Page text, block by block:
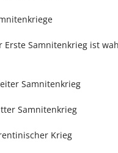
Erste Samnitenkrieg ist
Samnitenkrieg
Samnitenkrieg
Krieg